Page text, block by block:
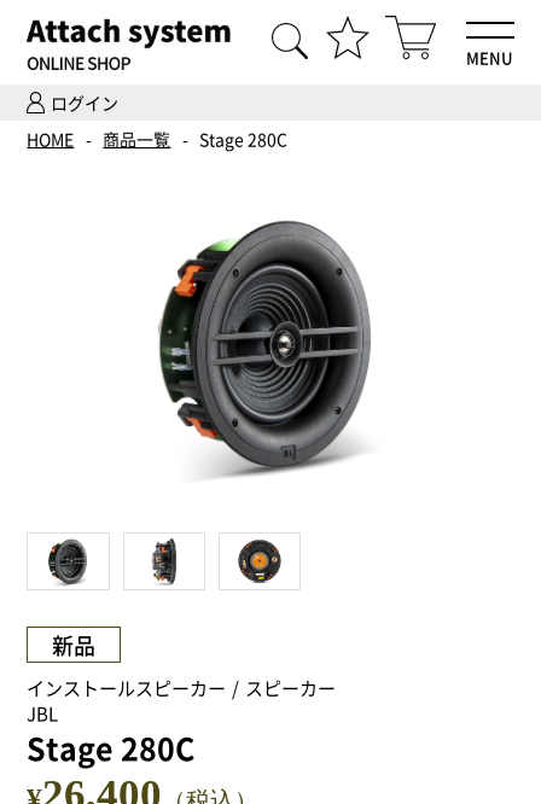
ログイン
MENU
HOME
Hi-Fiオーディオ試聴
ホームシアター体験
ご依頼までの流れ
NEWS
会員登録
マイアカウント
HOME 商品一覧 Stage 280C
新品
インストールスピーカー
スピーカー
JBL
Stage 280C
26,400